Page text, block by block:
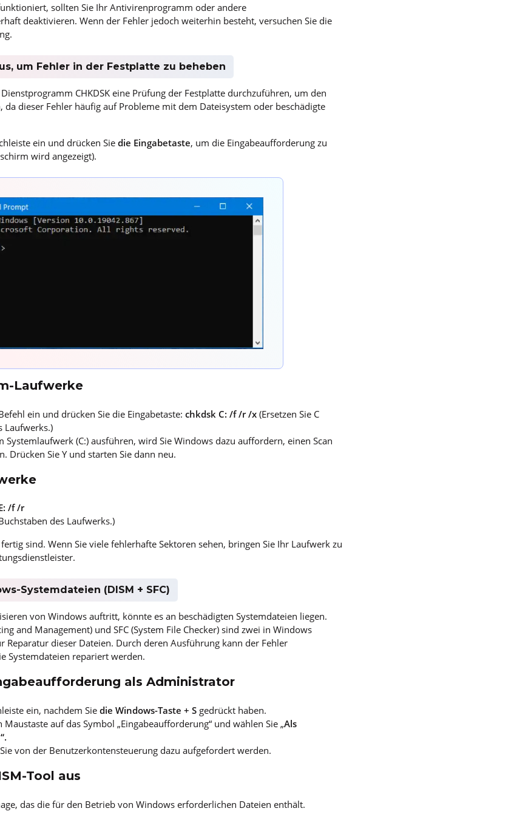
sollten Sie Ihr Antivirenprogramm oder andere
deaktivieren. Wenn der Fehler jedoch weiterhin besteht, versuchen Sie die
um Fehler in der Festplatte zu beheben
CHKDSK eine Prüfung der Festplatte durchzuführen, um den
da dieser Fehler häufig auf Probleme mit dem Dateisystem oder beschädigte
ein und drücken Siedie Eingabetaste, um die Eingabeaufforderung zu
wird angezeigt).
Laufwerke
ein und drücken Sie die Eingabetaste: chkdsk C: /f /r /x (Ersetzen Sie C
Laufwerks.)
Systemlaufwerk (C:) ausführen, wird Sie Windows dazu auffordern, einen Scan
Drücken Sie Y und starten Sie dann neu.
/f /r
des Laufwerks.)
sind. Wenn Sie viele fehlerhafte Sektoren sehen, bringen Sie Ihr Laufwerk zu
Systemdateien (DISM + SFC)
von Windows auftritt, könnte es an beschädigten Systemdateien liegen.
and Management) und SFC (System File Checker) sind zwei in Windows
Reparatur dieser Dateien. Durch deren Ausführung kann der Fehler
Systemdateien repariert werden.
als Administrator
ein, nachdem Siedie Windows-Taste + S gedrückt haben.
auf das Symbol „Eingabeaufforderung“ und wählen Sie „Als
von der Benutzerkontensteuerung dazu aufgefordert werden.
Tool aus
das die für den Betrieb von Windows erforderlichen Dateien enthält.